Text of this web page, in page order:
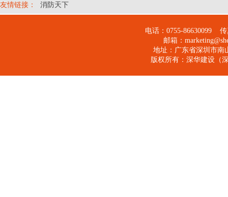
友情链接： 消防天下
电话：0755-86630099 传
邮箱：
地址：广东省深圳市南
版权所有：深华建设（